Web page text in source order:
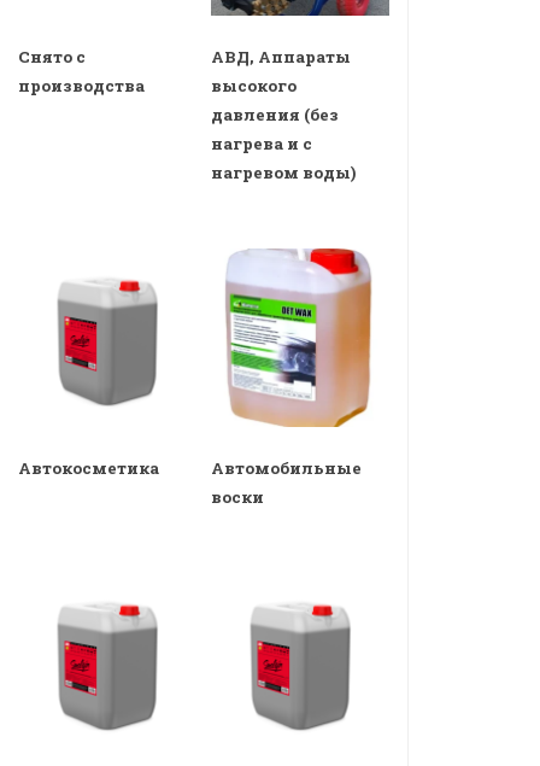
Снято с
производства
АВД, Аппараты
высокого
давления (без
нагрева и с
нагревом воды)
Автокосметика
Автомобильные
воски